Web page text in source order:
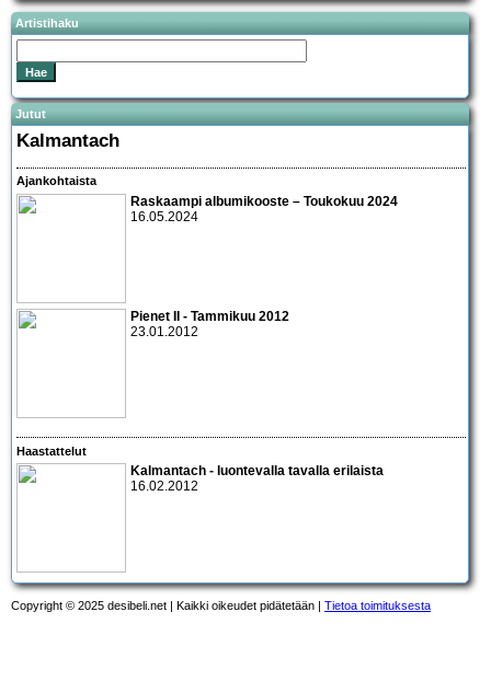
Artistihaku
Jutut
Kalmantach
Ajankohtaista
Raskaampi albumikooste – Toukokuu 2024
16.05.2024
Pienet II - Tammikuu 2012
23.01.2012
Haastattelut
Kalmantach - luontevalla tavalla erilaista
16.02.2012
Copyright © 2025 desibeli.net | Kaikki oikeudet pidätetään | Tietoa toimituksesta